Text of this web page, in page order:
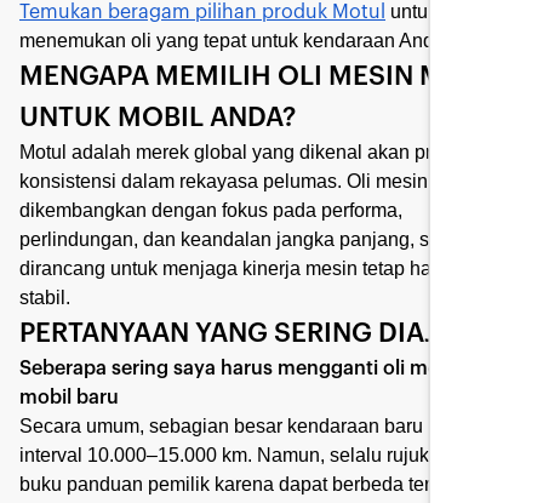
Temukan beragam pilihan produk Motul
untuk
menemukan oli yang tepat untuk kendaraan Anda.
MENGAPA MEMILIH OLI MESIN MOTUL
UNTUK MOBIL ANDA?
Motul adalah merek global yang dikenal akan presisi dan
konsistensi dalam rekayasa pelumas. Oli mesin Motul
dikembangkan dengan fokus pada performa,
perlindungan, dan keandalan jangka panjang, serta
dirancang untuk menjaga kinerja mesin tetap halus dan
stabil.
PERTANYAAN YANG SERING DIAJUKAN
Seberapa sering saya harus mengganti oli mesin pada
mobil baru
Secara umum, sebagian besar kendaraan baru mengikuti
interval 10.000–15.000 km. Namun, selalu rujuk pada
buku panduan pemilik karena dapat berbeda tergantung